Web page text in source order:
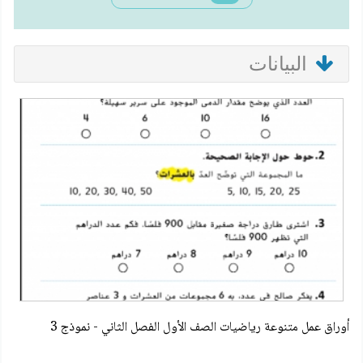
البيانات
أوراق عمل متنوعة رياضيات الصف الأول الفصل الثاني - نموذج 3